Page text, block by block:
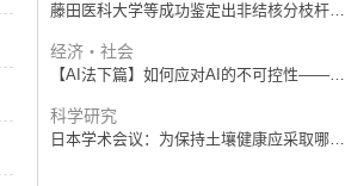
藤田医科大学等成功鉴定出非结核分枝杆菌
因菌株而异
经济・社会
【AI法下篇】如何应对AI的不可控性——中
科学研究
日本学术会议：为保持土壤健康应采取哪些